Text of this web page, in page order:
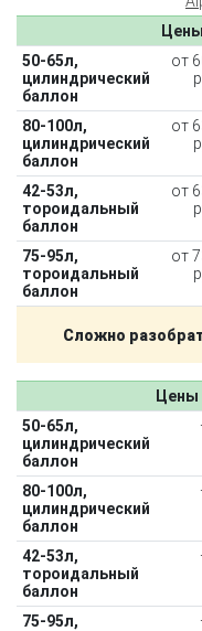
50-65л,
цилиндрический
баллон
от
80-100л,
цилиндрический
баллон
от
42-53л,
тороидальный
баллон
от
75-95л,
тороидальный
баллон
от
Сложно
Цены
50-65л,
цилиндрический
баллон
80-100л,
цилиндрический
баллон
42-53л,
тороидальный
баллон
75-95л,